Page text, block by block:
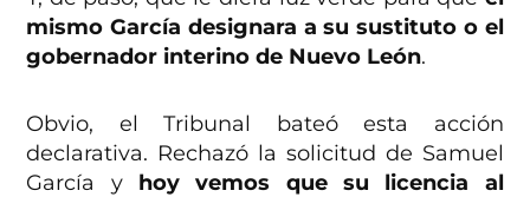
mismo García designara a su sustituto o el
gobernador interino de Nuevo León.
Obvio, el Tribunal bateó esta acción
declarativa. Rechazó la solicitud de Samuel
García y hoy vemos que su licencia al